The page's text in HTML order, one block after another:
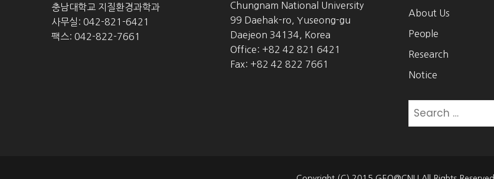
충남대학교 지질환경과학과
사무실: 042-821-6421
팩스: 042-822-7661
Chungnam National University
99 Daehak-ro, Yuseong-gu
Daejeon 34134, Korea
Office: +82 42 821 6421
Fax: +82 42 822 7661
About Us
People
Research
Notice